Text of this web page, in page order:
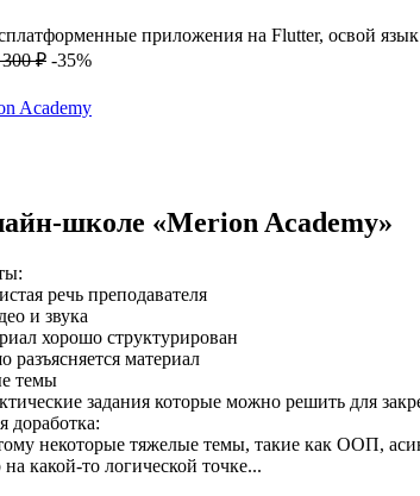
приложения на Flutter, освой
₽ -35%
Academy
школе «Merion Academy»
речь преподавателя
и звука
хорошо структурирован
материал
темы
задания которые можно решить для
доработка:
некоторые тяжелые темы, такие как ООП,
какой-то логической точке...